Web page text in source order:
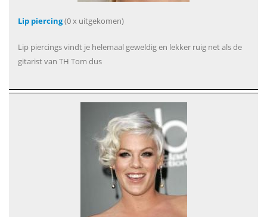
Lip piercing(0 x uitgekomen)
Lip piercings vindt je helemaal geweldig en lekker ruig net als de
gitarist van TH Tom dus